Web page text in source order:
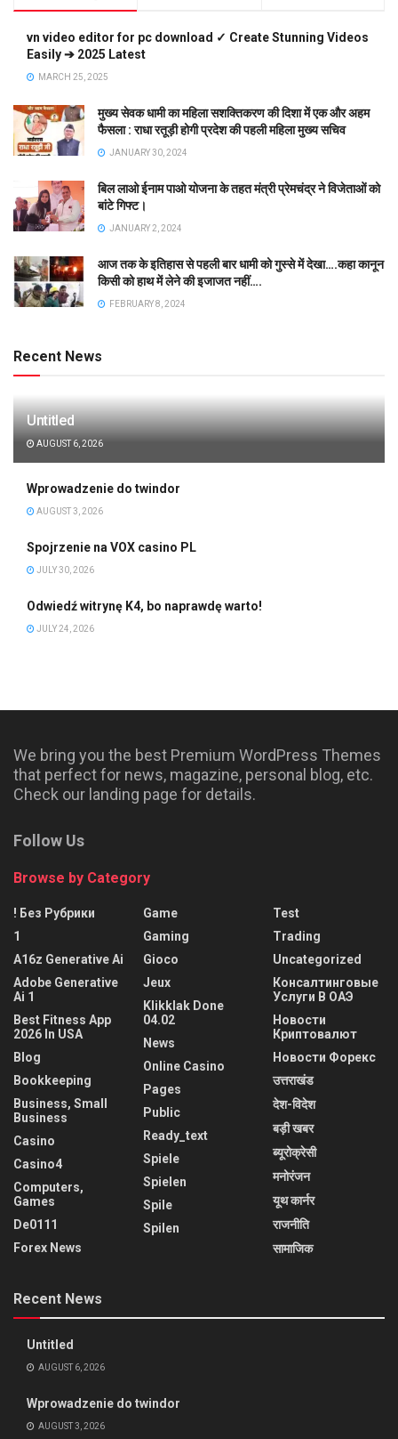
vn video editor for pc download ✓ Create Stunning Videos
Easily ➔ 2025 Latest
MARCH 25, 2025
मुख्य सेवक धामी का महिला सशक्तिकरण की दिशा में एक और अहम
फैसला : राधा रतूड़ी होगी प्रदेश की पहली महिला मुख्य सचिव
JANUARY 30, 2024
बिल लाओ ईनाम पाओ योजना के तहत मंत्री प्रेमचंद्र ने विजेताओं को
बांटे गिफ्ट।
JANUARY 2, 2024
आज तक के इतिहास से पहली बार धामी को गुस्से में देखा….कहा कानून
किसी को हाथ में लेने की इजाजत नहीं….
FEBRUARY 8, 2024
Recent News
Untitled
AUGUST 6, 2026
Wprowadzenie do twindor
AUGUST 3, 2026
Spojrzenie na VOX casino PL
JULY 30, 2026
Odwiedź witrynę K4, bo naprawdę warto!
JULY 24, 2026
We bring you the best Premium WordPress Themes
that perfect for news, magazine, personal blog, etc.
Check our landing page for details.
Follow Us
Browse by Category
! Без Рубрики
1
A16z Generative Ai
Adobe Generative
Ai 1
Best Fitness App
2026 In USA
Blog
Bookkeeping
Business, Small
Business
Casino
Casino4
Computers,
Games
De0111
Forex News
Game
Gaming
Gioco
Jeux
Klikklak Done
04.02
News
Online Casino
Pages
Public
Ready_text
Spiele
Spielen
Spile
Spilen
Test
Trading
Uncategorized
Консалтинговые
Услуги В ОАЭ
Новости
Криптовалют
Новости Форекс
उत्तराखंड
देश-विदेश
बड़ी खबर
ब्यूरोक्रेसी
मनोरंजन
यूथ कार्नर
राजनीति
सामाजिक
Recent News
Untitled
AUGUST 6, 2026
Wprowadzenie do twindor
AUGUST 3, 2026